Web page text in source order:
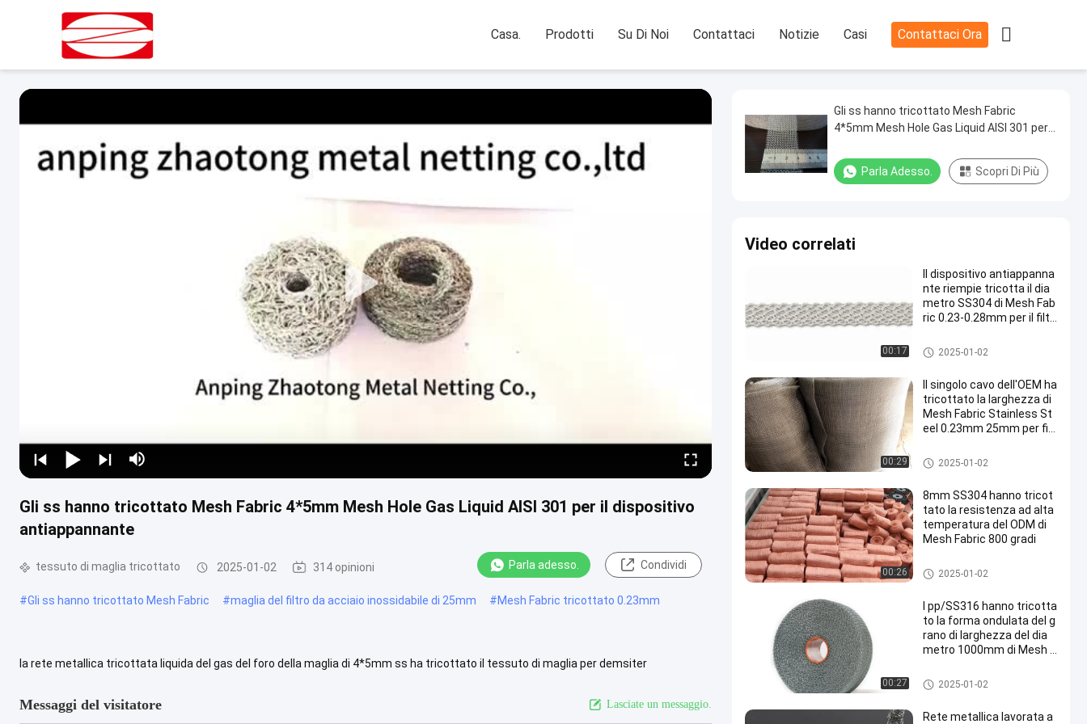
Casa. Prodotti Su Di Noi Contattaci Notizie Casi Contattaci Ora 
Gli ss hanno tricottato Mesh Fabric 4*5mm Mesh Hole Gas Liquid AISI 301 per il dispositivo
antiappannante
tessuto di maglia tricottato 2025-01-02 314 opinioni Parla adesso. Condividi
#Gli ss hanno tricottato Mesh Fabric #maglia del filtro da acciaio inossidabile di 25mm #Mesh Fabric tricottato 0.23mm
la rete metallica tricottata liquida del gas del foro della maglia di 4*5mm ss ha tricottato il tessuto di maglia per demsiter
Messaggi del visitatore Lasciate un messaggio.
Gli ss hanno tricottato Mesh Fabric
4*5mm Mesh Hole Gas Liquid AISI 301 per il
Parla Adesso. Scopri Di Più
Video correlati
00:17
Il dispositivo antiappanna
nte riempie tricotta il dia
metro SS304 di Mesh Fab
ric 0.23-0.28mm per il filtr
tessuto di maglia tricottato
2025-01-02
00:29
Il singolo cavo dell'OEM ha
tricottato la larghezza di
Mesh Fabric Stainless St
eel 0.23mm 25mm per filt
tessuto di maglia tricottato
2025-01-02
00:26
8mm SS304 hanno tricot
tato la resistenza ad alta
temperatura del ODM di
Mesh Fabric 800 gradi
tessuto di maglia tricottato
2025-01-02
00:27
I pp/SS316 hanno tricotta
to la forma ondulata del g
rano di larghezza del dia
metro 1000mm di Mesh F
tessuto di maglia tricottato
2025-01-02
Rete metallica lavorata a